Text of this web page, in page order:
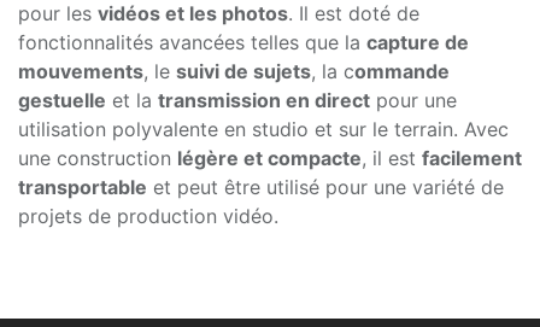
pour les vidéos et les photos. Il est doté de
fonctionnalités avancées telles que la capture de
mouvements, le suivi de sujets, la commande
gestuelle et la transmission en direct pour une
utilisation polyvalente en studio et sur le terrain. Avec
une construction légère et compacte, il est facilement
transportable et peut être utilisé pour une variété de
projets de production vidéo.